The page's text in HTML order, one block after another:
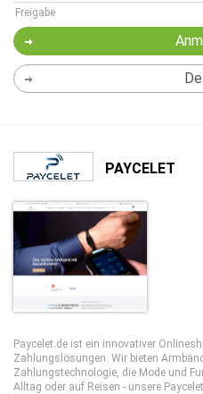
Freigabe
PAYCELET
Paycelet.de ist ein innovativer
Zahlungslösungen. Wir bieten
Zahlungstechnologie, die Mode und
Alltag oder auf Reisen - unsere